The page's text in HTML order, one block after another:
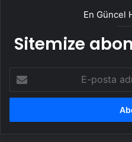
En Güncel
Sitemize
posta
adresinizi